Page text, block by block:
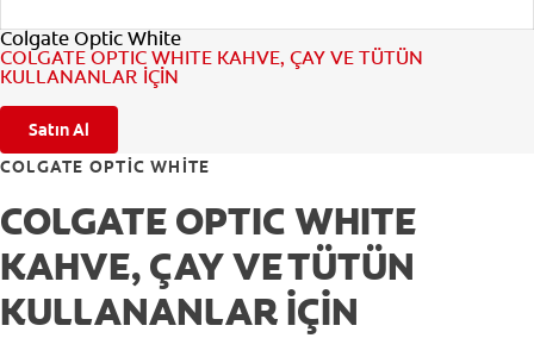
Colgate Optic White
COLGATE OPTIC WHITE KAHVE, ÇAY VE TÜTÜN
KULLANANLAR İÇİN
Satın Al
COLGATE OPTIC WHITE
COLGATE OPTIC WHITE
KAHVE, ÇAY VE TÜTÜN
KULLANANLAR İÇİN